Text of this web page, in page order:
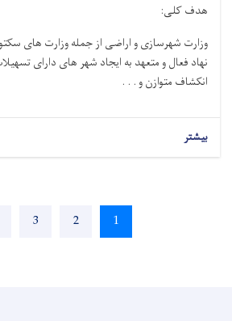
هدف کلی:
وزارت شهرسازی و اراضی از جمله وزارت های
نهاد فعال و متعهد به ایجاد شهر های دارای
انکشاف متوازن و . . .
بیشتر
Current
1
Page
2
Page
3